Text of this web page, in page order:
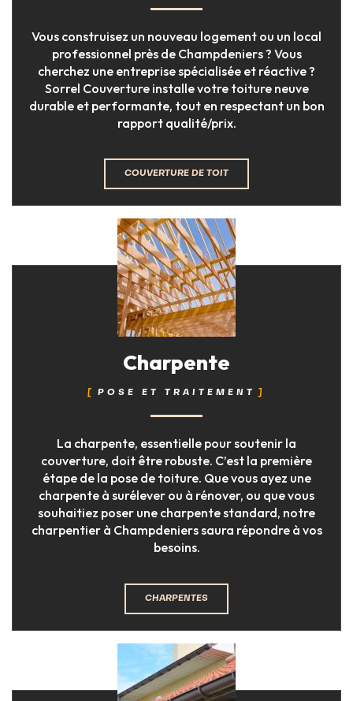
Vous construisez un nouveau logement ou un local
professionnel près de Champdeniers ? Vous
cherchez une entreprise spécialisée et réactive ?
Sorrel Couverture installe votre toiture neuve
durable et performante, tout en respectant un bon
rapport qualité/prix.
COUVERTURE DE TOIT
Charpente
POSE ET TRAITEMENT
La charpente, essentielle pour soutenir la
couverture, doit être robuste. C’est la première
étape de la pose de toiture. Que vous ayez une
charpente à surélever ou à rénover, ou que vous
souhaitiez poser une charpente standard, notre
charpentier à Champdeniers saura répondre à vos
besoins.
CHARPENTES